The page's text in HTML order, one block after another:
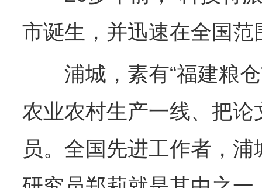
市诞生，并迅速在全国范
浦城，素有“福建粮仓
农业农村生产一线、把
员。全国先进工作者，